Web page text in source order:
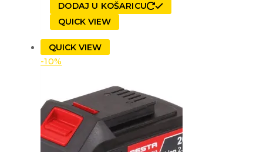
DODAJ U KOŠARICU
QUICK VIEW
QUICK VIEW
-10%